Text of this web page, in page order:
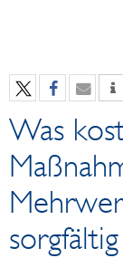
OeNB-Blog
OeNB-Podcast
Reden und
Berichte
Infografiken
Fotos
Was
sorgfältig